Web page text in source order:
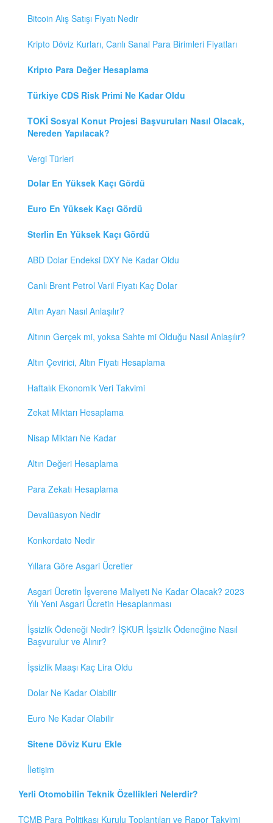
Bitcoin Alış Satışı Fiyatı Nedir
Kripto Döviz Kurları, Canlı Sanal Para Birimleri Fiyatları
Kripto Para Değer Hesaplama
Türkiye CDS Risk Primi Ne Kadar Oldu
TOKİ Sosyal Konut Projesi Başvuruları Nasıl Olacak,
Nereden Yapılacak?
Vergi Türleri
Dolar En Yüksek Kaçı Gördü
Euro En Yüksek Kaçı Gördü
Sterlin En Yüksek Kaçı Gördü
ABD Dolar Endeksi DXY Ne Kadar Oldu
Canlı Brent Petrol Varil Fiyatı Kaç Dolar
Altın Ayarı Nasıl Anlaşılır?
Altının Gerçek mi, yoksa Sahte mi Olduğu Nasıl Anlaşılır?
Altın Çevirici, Altın Fiyatı Hesaplama
Haftalık Ekonomik Veri Takvimi
Zekat Miktarı Hesaplama
Nisap Miktarı Ne Kadar
Altın Değeri Hesaplama
Para Zekatı Hesaplama
Devalüasyon Nedir
Konkordato Nedir
Yıllara Göre Asgari Ücretler
Asgari Ücretin İşverene Maliyeti Ne Kadar Olacak? 2023
Yılı Yeni Asgari Ücretin Hesaplanması
İşsizlik Ödeneği Nedir? İŞKUR İşsizlik Ödeneğine Nasıl
Başvurulur ve Alınır?
İşsizlik Maaşı Kaç Lira Oldu
Dolar Ne Kadar Olabilir
Euro Ne Kadar Olabilir
Sitene Döviz Kuru Ekle
İletişim
Yerli Otomobilin Teknik Özellikleri Nelerdir?
TCMB Para Politikası Kurulu Toplantıları ve Rapor Takvimi